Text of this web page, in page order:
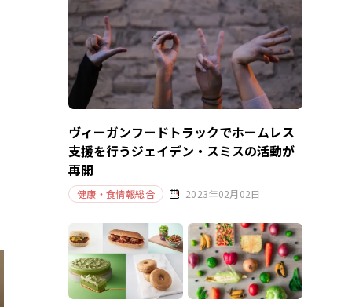
ヴィーガンフードトラックでホームレス
支援を行うジェイデン・スミスの活動が
再開
健康・食情報総合 2023年02月02日